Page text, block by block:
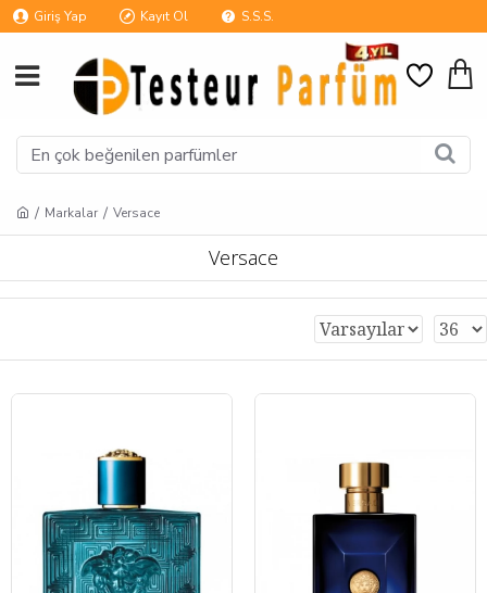
Giriş Yap Kayıt Ol S.S.S.
Markalar Versace
Versace